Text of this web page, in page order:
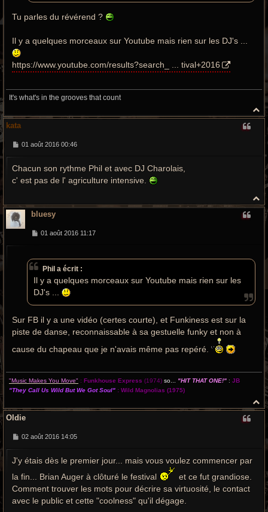
Tu parles du révérend ?
Il y a quelques morceaux sur Youtube mais rien sur les DJ's ...
https://www.youtube.com/results?search_ ... tival+2016
It's what's in the grooves that count
H
a
kata
M
s
g
01 août 2016 00:46
Chacun son rythme Phil et avec DJ Charolais,
c' est pas de l' agriculture intensive.
a
bluesy
M
g
e
01 août 2016 11:17
Phil a écrit :
Il y a quelques morceaux sur Youtube mais rien sur les
DJ's ...
Sur FB il y a une vidéo (certes courte), et Funkiness est sur la
piste de danse, reconnaissable à sa gestuelle funky et non à
cause du chapeau que je n'avais même pas repéré.
"Music Makes You Move" : Funkhouse Express (1974) so... "HIT THAT ONE!" : JB
"They Call Us Wild But We Got Soul" : Wild Magnolias (1975)
H
a
Oldie
M
s
a
g
02 août 2016 14:05
J'y étais dès le premier jour... mais vous voulez commencer par
la fin... Brian Auger à clôturé le festival
et ce fut grandiose.
Comment trouver les mots pour décrire sa virtuosité, le contact
avec le public et cette "coolness" qu'il dégage.